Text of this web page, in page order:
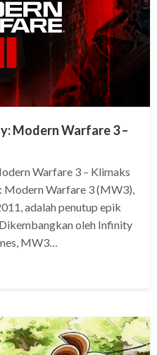
Modern Warfare 3 –
Warfare 3 – Klimaks
Modern Warfare 3 (MW3),
adalah penutup epik
oleh Infinity
MW3…